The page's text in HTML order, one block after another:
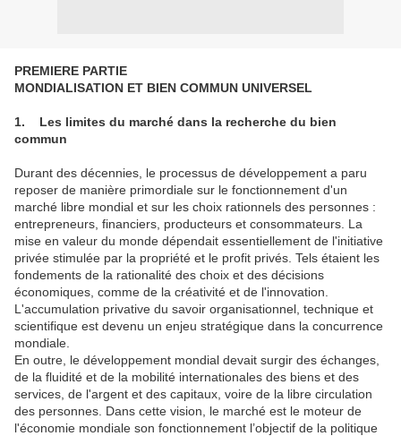
PREMIERE PARTIE
MONDIALISATION ET BIEN COMMUN UNIVERSEL
1. Les limites du marché dans la recherche du bien
commun
Durant des décennies, le processus de développement a paru
reposer de manière primordiale sur le fonctionnement d'un
marché libre mondial et sur les choix rationnels des personnes :
entrepreneurs, financiers, producteurs et consommateurs. La
mise en valeur du monde dépendait essentiellement de l'initiative
privée stimulée par la propriété et le profit privés. Tels étaient les
fondements de la rationalité des choix et des décisions
économiques, comme de la créativité et de l'innovation.
L'accumulation privative du savoir organisationnel, technique et
scientifique est devenu un enjeu stratégique dans la concurrence
mondiale.
En outre, le développement mondial devait surgir des échanges,
de la fluidité et de la mobilité internationales des biens et des
services, de l'argent et des capitaux, voire de la libre circulation
des personnes. Dans cette vision, le marché est le moteur de
l'économie mondiale son fonctionnement l’objectif de la politique